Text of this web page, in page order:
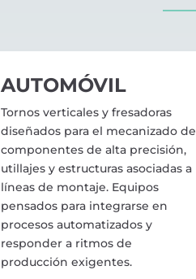
AUTOMÓVIL
Tornos verticales y fresadoras
diseñados para el mecanizado de
componentes de alta precisión,
utillajes y estructuras asociadas a
líneas de montaje. Equipos
pensados para integrarse en
procesos automatizados y
responder a ritmos de
producción exigentes.